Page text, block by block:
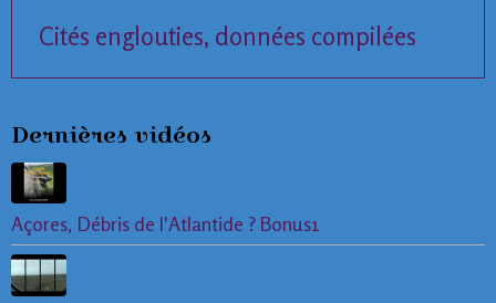
Cités englouties, données compilées
Dernières vidéos
Açores, Débris de l'Atlantide ? Bonus1